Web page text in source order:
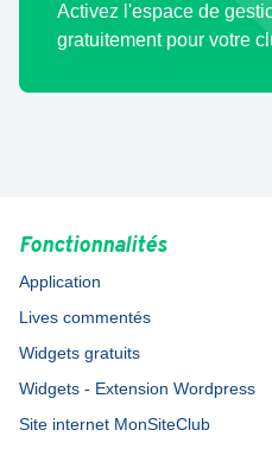
Activez l'espace de
gratuitement pour votre
Fonctionnalités
Application
Lives commentés
Widgets gratuits
Widgets - Extension Wordpress
Site internet MonSiteClub